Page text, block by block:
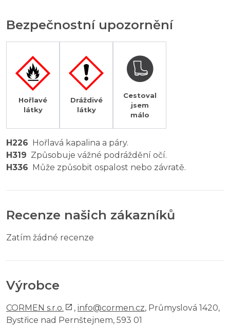
Bezpečnostní upozornění
Hořlavé
látky
Dráždivé
látky
Cestoval
jsem
málo
H226 Hořlavá kapalina a páry.
H319 Způsobuje vážné podráždění očí.
H336 Může způsobit ospalost nebo závratě.
Recenze našich zákazníků
Zatím žádné recenze
Výrobce
CORMEN s.r.o. , info@cormen.cz, Průmyslová 1420,
Bystřice nad Pernštejnem, 593 01